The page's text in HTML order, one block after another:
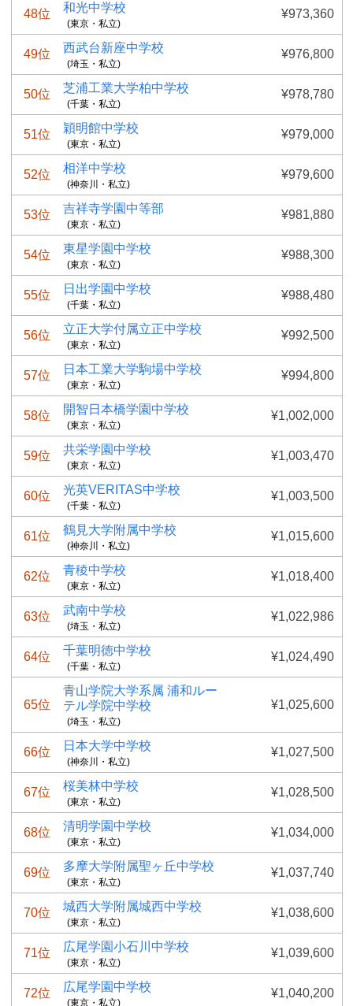
48位 和光中学校
(東京・私立)
¥973,360
49位 西武台新座中学校
(埼玉・私立)
¥976,800
50位 芝浦工業大学柏中学校
(千葉・私立)
¥978,780
51位 穎明館中学校
(東京・私立)
¥979,000
52位 相洋中学校
(神奈川・私立)
¥979,600
53位 吉祥寺学園中等部
(東京・私立)
¥981,880
54位 東星学園中学校
(東京・私立)
¥988,300
55位 日出学園中学校
(千葉・私立)
¥988,480
56位 立正大学付属立正中学校
(東京・私立)
¥992,500
57位 日本工業大学駒場中学校
(東京・私立)
¥994,800
58位 開智日本橋学園中学校
(東京・私立)
¥1,002,000
59位 共栄学園中学校
(東京・私立)
¥1,003,470
60位 光英VERITAS中学校
(千葉・私立)
¥1,003,500
61位 鶴見大学附属中学校
(神奈川・私立)
¥1,015,600
62位 青稜中学校
(東京・私立)
¥1,018,400
63位 武南中学校
(埼玉・私立)
¥1,022,986
64位 千葉明徳中学校
(千葉・私立)
¥1,024,490
65位
青山学院大学系属 浦和ルー
テル学院中学校
(埼玉・私立)
¥1,025,600
66位 日本大学中学校
(神奈川・私立)
¥1,027,500
67位 桜美林中学校
(東京・私立)
¥1,028,500
68位 清明学園中学校
(東京・私立)
¥1,034,000
69位 多摩大学附属聖ヶ丘中学校
(東京・私立)
¥1,037,740
70位 城西大学附属城西中学校
(東京・私立)
¥1,038,600
71位 広尾学園小石川中学校
(東京・私立)
¥1,039,600
72位 広尾学園中学校
(東京・私立)
¥1,040,200